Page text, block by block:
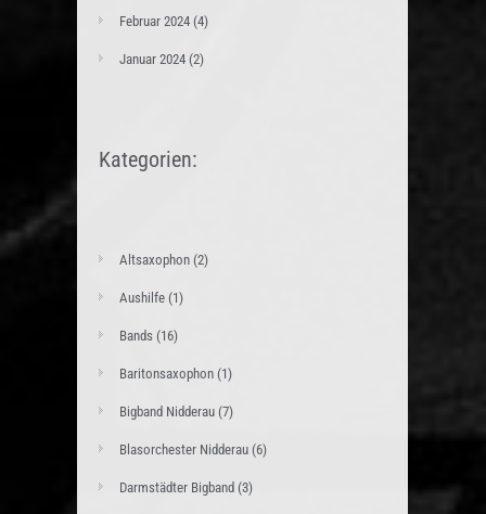
Februar 2024 (4)
Januar 2024 (2)
Kategorien:
Altsaxophon (2)
Aushilfe (1)
Bands (16)
Baritonsaxophon (1)
Bigband Nidderau (7)
Blasorchester Nidderau (6)
Darmstädter Bigband (3)